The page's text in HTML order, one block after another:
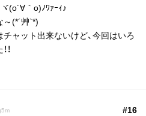
(o´∀｀o)ﾉﾜｧｰｨ♪
(*´艸`*)
ャット出来ないけど、今回はいろ
！
#16